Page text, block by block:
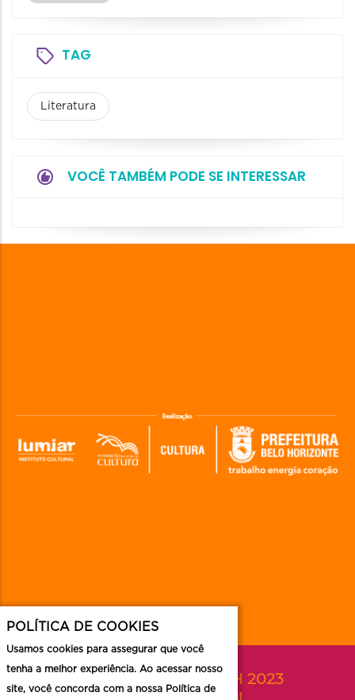
TAG
Literatura
VOCÊ TAMBÉM PODE SE INTERESSAR
Acompanhe o FAN BH 2023
POLÍTICA DE COOKIES
Usamos cookies para assegurar que você
tenha a melhor experiência. Ao acessar nosso
site, você concorda com a nossa Política de